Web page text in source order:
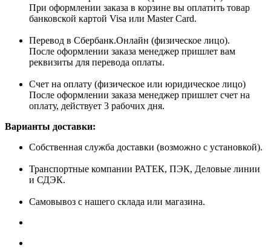
При оформлении заказа в корзине вы оплатить товар
банковской картой Visa или Master Card.
Перевод в Сбербанк.Онлайн (физическое лицо).
После оформлении заказа менеджер пришлет вам
реквизиты для перевода оплаты.
Счет на оплату (физическое или юридическое лицо)
После оформлении заказа менеджер пришлет счет на
оплату, действует 3 рабочих дня.
Варианты доставки:
Собственная служба доставки (возможно с установкой).
Транспортные компании РАТЕК, ПЭК, Деловые линии
и СДЭК.
Самовывоз с нашего склада или магазина.